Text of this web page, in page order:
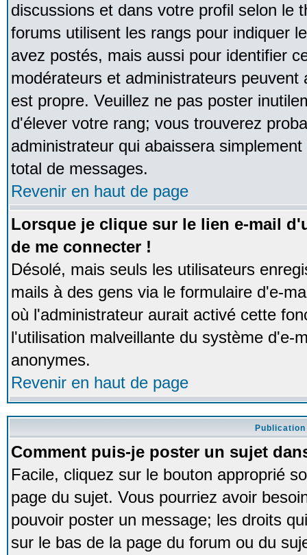
discussions et dans votre profil selon le
forums utilisent les rangs pour indiquer
avez postés, mais aussi pour identifier
modérateurs et administrateurs
est propre. Veuillez ne pas poster
d'élever votre rang; vous trouverez
administrateur qui abaissera
total de messages.
Revenir en haut de page
Lorsque je clique sur le lien e-mail
de me connecter !
Désolé, mais seuls les utilisateurs
mails à des gens via le formulaire d'e-
où l'administrateur aurait activé cette
l'utilisation malveillante du système d'e-
anonymes.
Revenir en haut de page
Publication
Comment puis-je poster un sujet
Facile, cliquez sur le bouton approprié
page du sujet. Vous pourriez avoir
pouvoir poster un message; les droits
sur le bas de la page du forum ou du